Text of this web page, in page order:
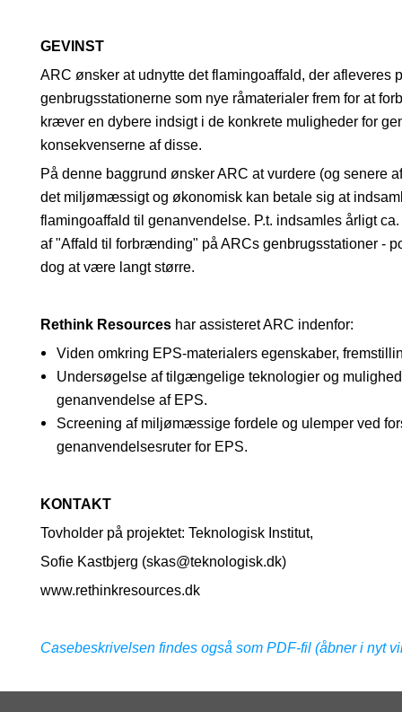
GEVINST
ARC ønsker at udnytte det flamingoaffald, der afleveres
genbrugsstationerne som nye råmaterialer frem for at
kræver en dybere indsigt i de konkrete muligheder for
konsekvenserne af disse.
På denne baggrund ønsker ARC at vurdere (og senere
det miljømæssigt og økonomisk kan betale sig at
flamingoaffald til genanvendelse. P.t. indsamles årligt
af "Affald til forbrænding" på ARCs genbrugsstationer -
dog at være langt større.
Rethink Resources har assisteret ARC indenfor:
Viden omkring EPS-materialers egenskaber,
Undersøgelse af tilgængelige teknologier og
genanvendelse af EPS.
Screening af miljømæssige fordele og ulemper ved
genanvendelsesruter for EPS.
KONTAKT
Tovholder på projektet: Teknologisk Institut,
Sofie Kastbjerg (skas@teknologisk.dk)
www.rethinkresources.dk
Casebeskrivelsen findes også som PDF-fil (åbner i nyt